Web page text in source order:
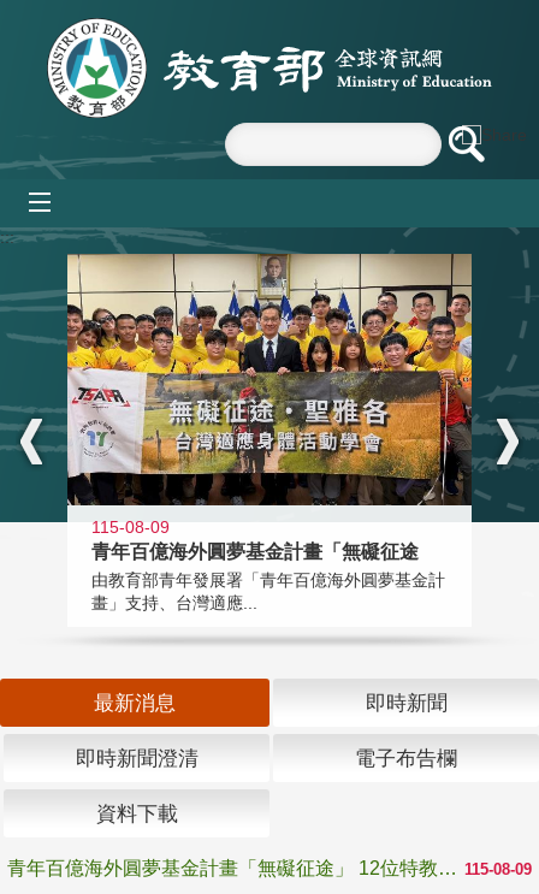
跳到主要內容區塊
:::
115-08-09
青年百億海外圓夢基金計畫「無礙征途
由教育部青年發展署「青年百億海外圓夢基金計
畫」支持、台灣適應...
最新消息 即時新聞
即時新聞澄清 電子布告欄
資料下載
115-08-09
青年百億海外圓夢基金計畫「無礙征途」 12位特教與弱勢青年勇闖西班牙 跨越感官限制見證生命蛻變